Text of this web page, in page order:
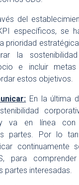
del
específicos, se
prioridad
la
e incluir
estos objetivos.
En la última
y va en línea
partes. Por lo
continuamente
para
partes interesadas.